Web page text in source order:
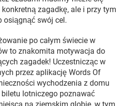
zagadkę, ale i przy tym
osiągnąć swój cel.
po całym świecie w
to znakomita motywacja do
zagadek! Uczestnicząc w
przez aplikację Words Of
wychodzenia z domu
lotniczego poznawać